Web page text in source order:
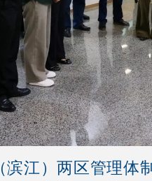
江）两区管理体